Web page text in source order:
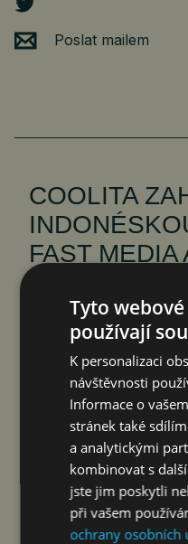
Poslat mailem
COOLITA
FAST
7. 8. 2026
Jakarta 7. srpna
– V Jakartě byla
profesní aliance
supported Streaming
Tyto
používají
K personalizaci
návštěvnosti
Informace o
stránek také
a analytickými
kombinovat s
jste jim poskytli
při vašem
ochrany osobních